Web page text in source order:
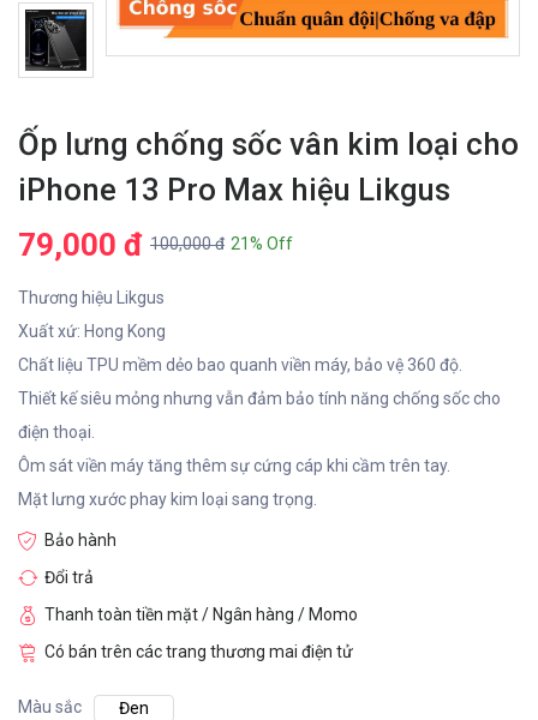
Ốp lưng chống sốc vân kim loại cho
iPhone 13 Pro Max hiệu Likgus
79,000 đ 100,000 đ 21% Off
Thương hiệu Likgus
Xuất xứ: Hong Kong
Chất liệu TPU mềm dẻo bao quanh viền máy, bảo vệ 360 độ.
Thiết kế siêu mỏng nhưng vẫn đảm bảo tính năng chống sốc cho
điện thoại.
Ôm sát viền máy tăng thêm sự cứng cáp khi cầm trên tay.
Mặt lưng xước phay kim loại sang trọng.
Bảo hành
Đổi trả
Thanh toàn tiền mặt / Ngân hàng / Momo
Có bán trên các trang thương mai điện tử
Màu sắc
Đen